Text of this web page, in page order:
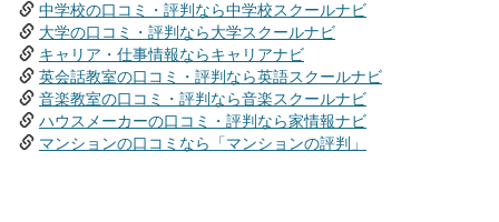
中学校の口コミ・評判なら中学校スクールナビ
大学の口コミ・評判なら大学スクールナビ
キャリア・仕事情報ならキャリアナビ
英会話教室の口コミ・評判なら英語スクールナビ
音楽教室の口コミ・評判なら音楽スクールナビ
ハウスメーカーの口コミ・評判なら家情報ナビ
マンションの口コミなら「マンションの評判」